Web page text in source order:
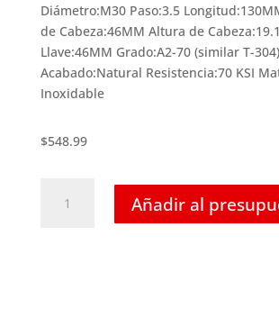
Diámetro:M30 Paso:3.5
de Cabeza:46MM Altura de
Llave:46MM Grado:A2-70 (similar T-304)
Acabado:Natural Resistencia:70 KSI
Inoxidable
$548.99
Hexagonal
Añadir al